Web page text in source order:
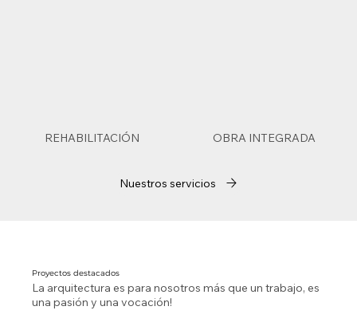
REHABILITACIÓN OBRA INTEGRADA
Nuestros servicios
Proyectos destacados
La arquitectura es para nosotros más que un trabajo, es
una pasión y una vocación!